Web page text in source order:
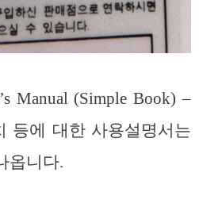
Manual (Simple Book) –
등에 대한 사용설명서는
옵니다.